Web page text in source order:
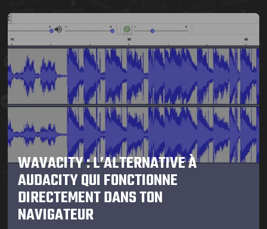
WAVACITY : L’ALTERNATIVE À
AUDACITY QUI FONCTIONNE
DIRECTEMENT DANS TON
NAVIGATEUR